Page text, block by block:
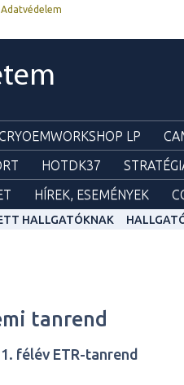
Adatvédelem
LP
HOTDK37
HÍREK, ESEMÉNYEK
HALLGATÓKNAK
tanrend
félév ETR-tanrend